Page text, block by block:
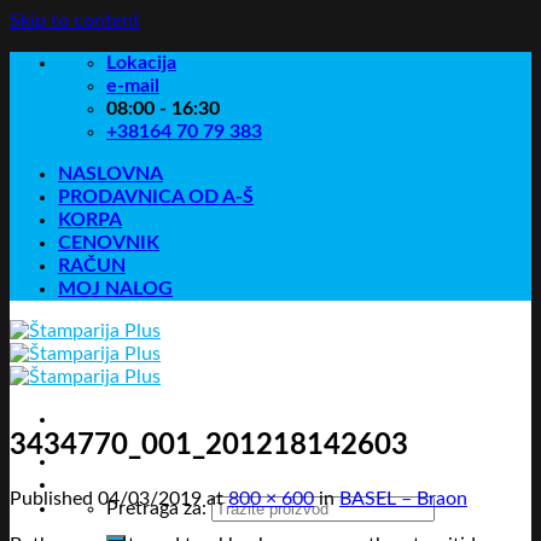
Skip to content
Lokacija
e-mail
08:00 - 16:30
+38164 70 79 383
NASLOVNA
PRODAVNICA OD A-Š
KORPA
CENOVNIK
RAČUN
MOJ NALOG
Pretraga za:
3434770_001_201218142603
Published 04/03/2019 at800 × 600inBASEL – Braon